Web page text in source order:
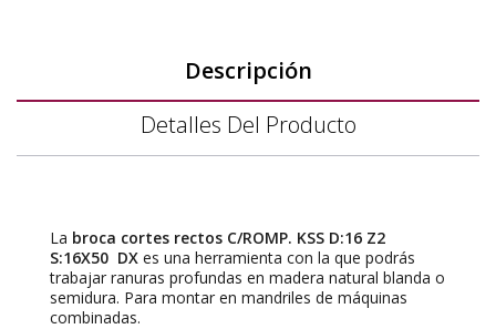
Descripción
Detalles Del Producto
La broca cortes rectos C/ROMP. KSS D:16 Z2
S:16X50 DX es una herramienta con la que podrás
trabajar ranuras profundas en madera natural blanda o
semidura. Para montar en mandriles de máquinas
combinadas.